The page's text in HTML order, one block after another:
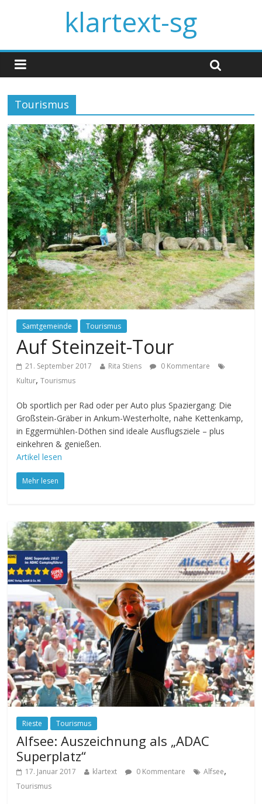
klartext-sg
Tourismus
Samtgemeinde Tourismus
Auf Steinzeit-Tour
21. September 2017 Rita Stiens
0 Kommentare
Kultur,Tourismus
Ob sportlich per Rad oder per Auto plus Spaziergang: Die
Großstein-Gräber in Ankum-Westerholte, nahe Kettenkamp,
in Eggermühlen-Döthen sind ideale Ausflugsziele – plus
einkehren & genießen.
Artikel lesen
Mehr lesen
Rieste Tourismus
Alfsee: Auszeichnung als „ADAC
Superplatz“
17. Januar 2017 klartext 0 Kommentare Alfsee,
Tourismus